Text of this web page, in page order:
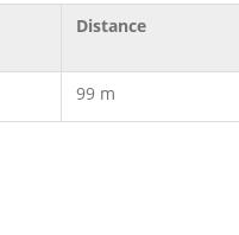
Distance
99 m